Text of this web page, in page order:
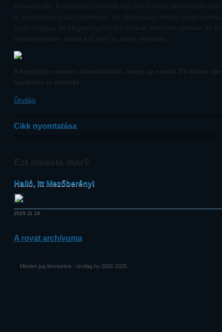
koncentrálni. A várhatóan hetente egy-két-három alkalommal
is igyekszünk majd közérthető, de szakmailag hiteles
olyan magyar és idegen nyelvű forrásokat, amelyek nyomán az
részletesebben utána tud járni az adott témának.
Köszönjük minden olvasónknak, hogy az elmúlt 23 évben
továbbra is velünk!
Ûrvilág
Cikk nyomtatása
Ezt olvasta már?
Halló, itt Mezőberény!
2025.11.16.
A rovat archívuma
Minden jog fenntartva - űrvilág.hu 2002-2025